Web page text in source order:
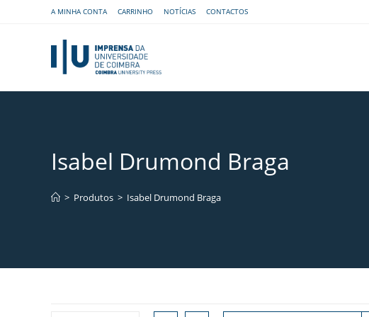
A MINHA CONTA CARRINHO NOTÍCIAS CONTACTOS
Isabel Drumond Braga
> Produtos > Isabel Drumond Braga